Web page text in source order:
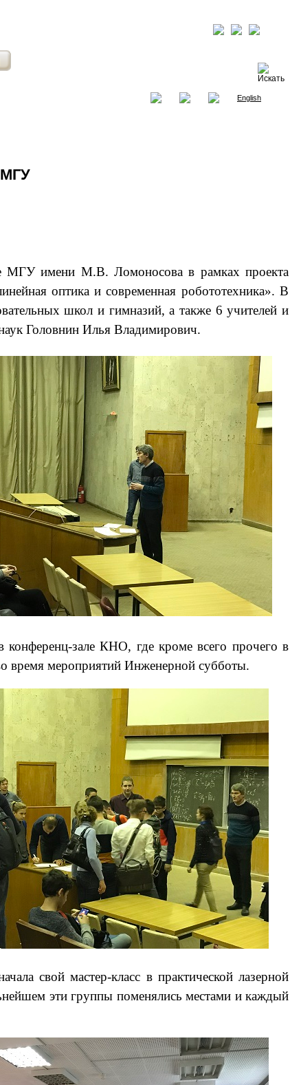
English
МГУ имени М.В. Ломоносова в рамках проекта
оптика и современная робототехника». В
школ и гимназий, а также 6 учителей и
Головнин Илья Владимирович.
конференц-зале КНО, где кроме всего прочего в
время мероприятий Инженерной субботы.
свой мастер-класс в практической лазерной
эти группы поменялись местами и каждый